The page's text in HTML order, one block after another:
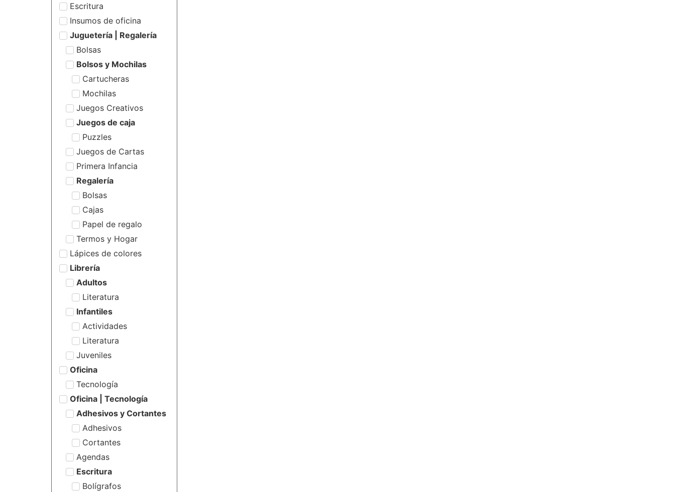
Escritura
Insumos de oficina
Juguetería | Regalería
Bolsas
Bolsos y Mochilas
Cartucheras
Mochilas
Juegos Creativos
Juegos de caja
Puzzles
Juegos de Cartas
Primera Infancia
Regalería
Bolsas
Cajas
Papel de regalo
Termos y Hogar
Lápices de colores
Librería
Adultos
Literatura
Infantiles
Actividades
Literatura
Juveniles
Oficina
Tecnología
Oficina | Tecnología
Adhesivos y Cortantes
Adhesivos
Cortantes
Agendas
Escritura
Bolígrafos